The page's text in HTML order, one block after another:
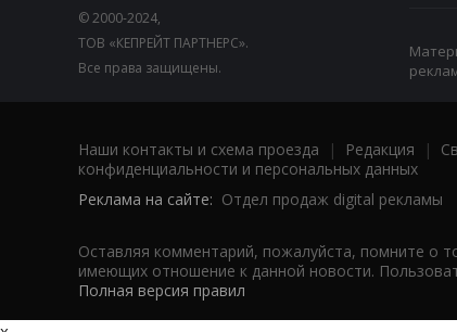
© 2000-2024,
ТОВ «КЕПРЕЙТ ПАРТНЕРС».
Все права защищены.
Наши контакты и схема проезда | Редакция |
конфиденциальности и персональных данных
Реклама на сайте: Отдел продаж digital рекламы
Оставляя комментарий, пожалуйста, помните о
имеющих отношение к данной новости.
Полная версия правил